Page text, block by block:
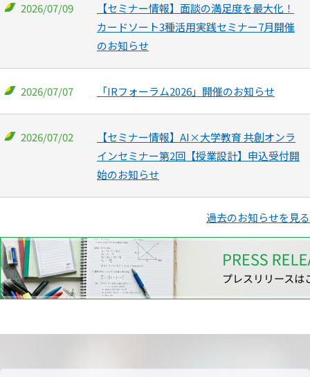
2026/07/09
【セミナー情報】面談の満足度を最大化！
カードソート3種活用実践セミナー7月開催
のお知らせ
2026/07/07 「IRフォーラム2026」開催のお知らせ
2026/07/02
【セミナー情報】AI×大学教育 共創オンラ
インセミナー第2回【授業設計】申込受付開
始のお知らせ
過去のお知らせを見る